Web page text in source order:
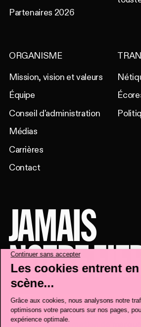
Partenaires 2026
ORGANISME
Mission, vision et valeurs
Équipe
Conseil d'administration
Médias
Carrières
Contact
JAMAIS
NOTRE
Explorez les coulisses
transformation de marque